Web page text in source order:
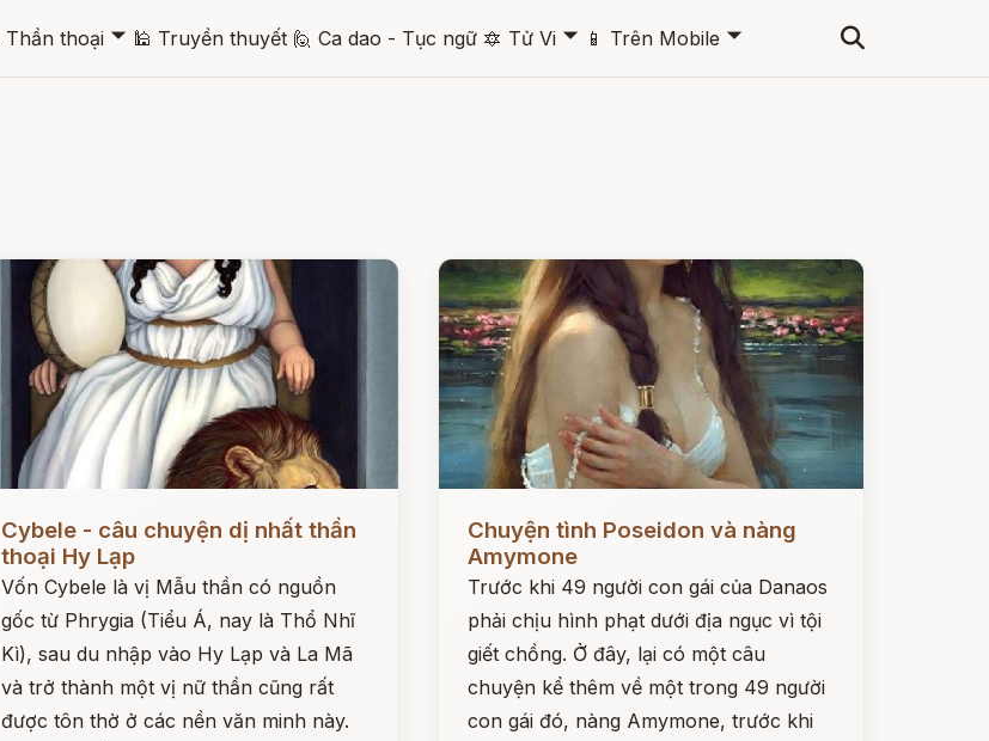
Thần thoại 🞃 🕌 Truyền thuyết 🙋 Ca dao - Tục ngữ 🔯 Tử Vi 🞃 📱 Trên Mobile 🞃
Cybele - câu chuyện dị nhất thần
thoại Hy Lạp
Vốn Cybele là vị Mẫu thần có nguồn
gốc từ Phrygia (Tiểu Á, nay là Thổ Nhĩ
Kì), sau du nhập vào Hy Lạp và La Mã
và trở thành một vị nữ thần cũng rất
được tôn thờ ở các nền văn minh này.
Chuyện tình Poseidon và nàng
Amymone
Trước khi 49 người con gái của Danaos
phải chịu hình phạt dưới địa ngục vì tội
giết chồng. Ở đây, lại có một câu
chuyện kể thêm về một trong 49 người
con gái đó, nàng Amymone, trước khi